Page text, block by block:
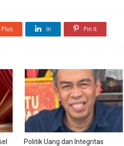
Plus In Pin it
Politik Uang dan Integritas